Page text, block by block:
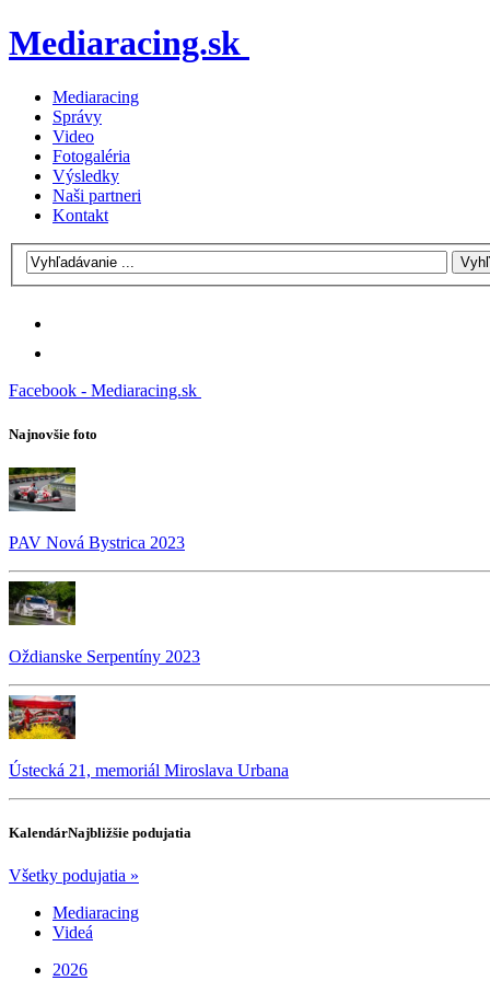
Mediaracing.sk
Mediaracing
Správy
Video
Fotogaléria
Výsledky
Naši partneri
Kontakt
Facebook - Mediaracing.sk
Najnovšie foto
PAV Nová Bystrica 2023
Oždianske Serpentíny 2023
Ústecká 21, memoriál Miroslava Urbana
KalendárNajbližšie podujatia
Všetky podujatia »
Mediaracing
Videá
2026